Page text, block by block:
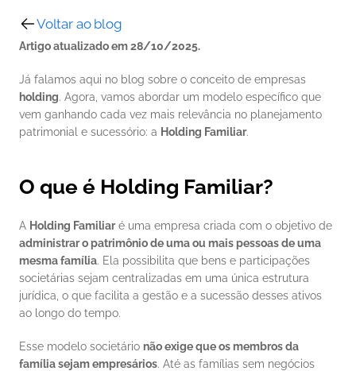
Voltar ao blog
Artigo atualizado em 28/10/2025.
holding. Agora, vamos abordar um modelo específico que
vem ganhando cada vez mais relevância no planejamento
patrimonial e sucessório: a Holding Familiar.
O que é Holding Familiar?
A Holding Familiar
administrar o patrimônio de uma ou mais pessoas de uma
mesma família. Ela possibilita que bens e participações
societárias sejam centralizadas em uma única estrutura
jurídica, o que facilita a gestão e a sucessão desses ativos
ao longo do tempo.
Esse modelo societário não exige que os membros da
família sejam empresários. Até as famílias sem negócios